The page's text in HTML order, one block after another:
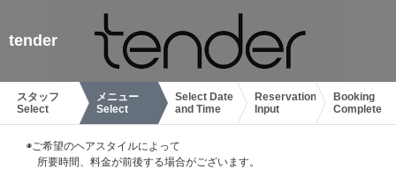
tender
スタッフ
Select
メニュー
Select
Select Date
and Time
Reservation
Input
Booking
Complete
◉ご希望のヘアスタイルによって
所要時間、料金が前後する場合がございます。